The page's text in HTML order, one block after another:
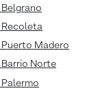
Recoleta
Puerto Madero
Barrio Norte